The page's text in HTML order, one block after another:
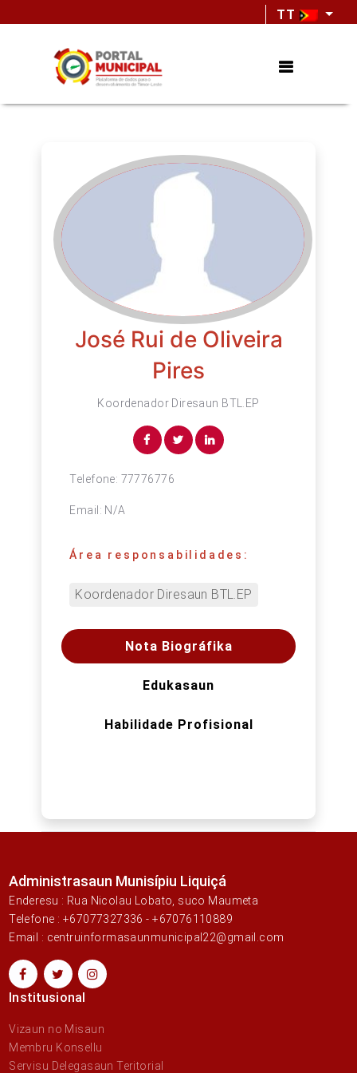
TT
José Rui de Oliveira
Pires
Koordenador Diresaun BTL.EP
Telefone: 77776776
Email: N/A
Área responsabilidades:
Koordenador Diresaun BTL.EP
Nota Biográfika
Edukasaun
Habilidade Profisional
Administrasaun Munisípiu Liquiçá
Enderesu : Rua Nicolau Lobato, suco Maumeta
Telefone : +67077327336 - +67076110889
Email : centruinformasaunmunicipal22@gmail.com
Institusional
Vizaun no Misaun
Membru Konsellu
Servisu Delegasaun Teritorial